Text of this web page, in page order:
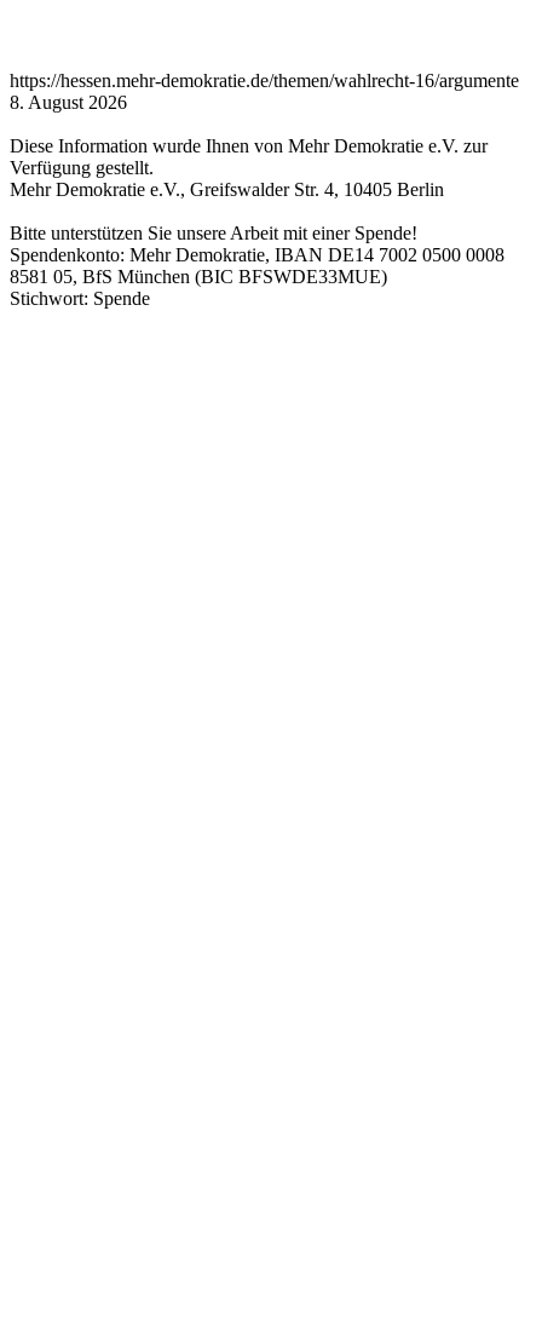
https://hessen.mehr-demokratie.de/themen/wahlrecht-16/argumente
8. August 2026
Diese Information wurde Ihnen von Mehr Demokratie e.V. zur
Verfügung gestellt.
Mehr Demokratie e.V., Greifswalder Str. 4, 10405 Berlin
Bitte unterstützen Sie unsere Arbeit mit einer Spende!
Spendenkonto: Mehr Demokratie, IBAN DE14 7002 0500 0008
8581 05, BfS München (BIC BFSWDE33MUE)
Stichwort: Spende